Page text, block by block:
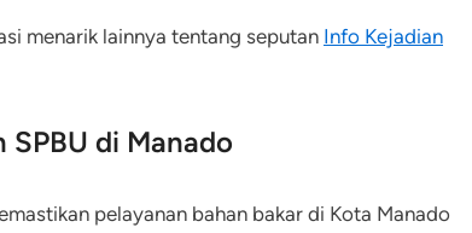
menarik lainnya tentang seputan Info Kejadian
di Manado
pelayanan bahan bakar di Kota Manado